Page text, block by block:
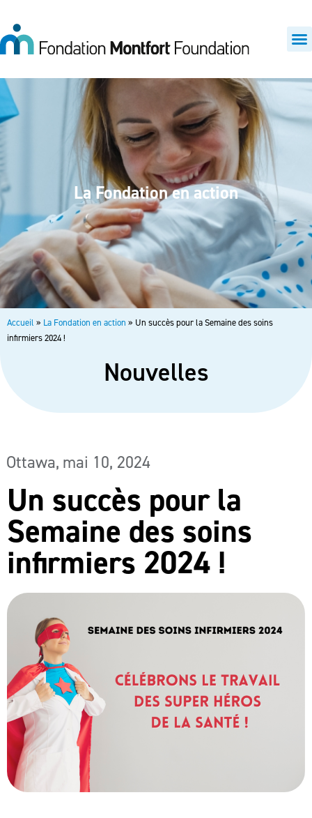
La Fondation en action
Accueil » La Fondation en action » Un succès pour la Semaine des soins
infirmiers 2024 !
Nouvelles
Ottawa, mai 10, 2024
Un succès pour la
Semaine des soins
infirmiers 2024 !